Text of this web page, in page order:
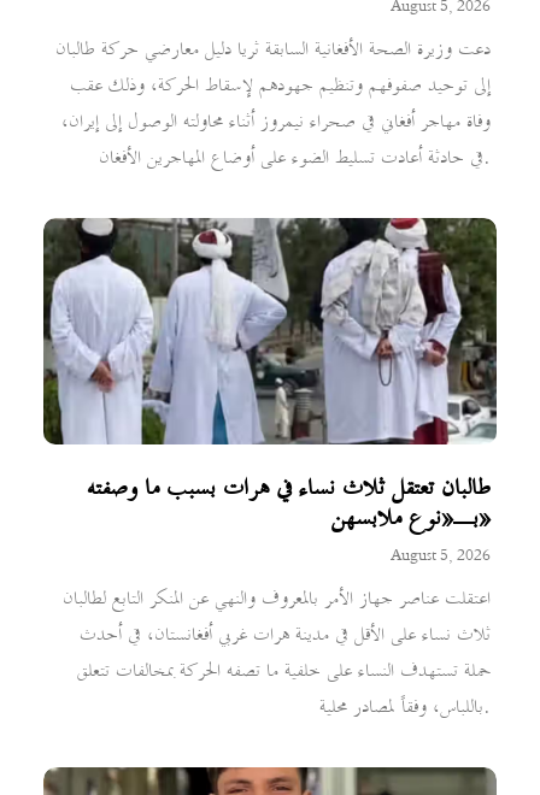
August 5, 2026
دعت وزيرة الصحة الأفغانية السابقة ثريا دليل معارضي حركة طالبان
إلى توحيد صفوفهم وتنظيم جهودهم لإسقاط الحركة، وذلك عقب
وفاة مهاجر أفغاني في صحراء نيمروز أثناء محاولته الوصول إلى إيران،
في حادثة أعادت تسليط الضوء على أوضاع المهاجرين الأفغان.
طالبان تعتقل ثلاث نساء في هرات بسبب ما وصفته
بـ«نوع ملابسهن»
August 5, 2026
اعتقلت عناصر جهاز الأمر بالمعروف والنهي عن المنكر التابع لطالبان
ثلاث نساء على الأقل في مدينة هرات غربي أفغانستان، في أحدث
حملة تستهدف النساء على خلفية ما تصفه الحركة بمخالفات تتعلق
باللباس، وفقاً لمصادر محلية.